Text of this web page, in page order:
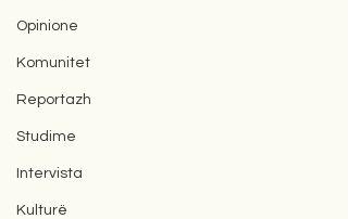
Opinione
Komunitet
Reportazh
Studime
Intervista
Kulturë